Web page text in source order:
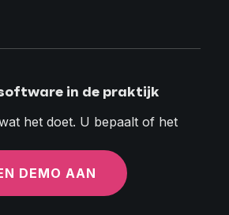
in de praktijk
het doet. U bepaalt of het
DEMO AAN